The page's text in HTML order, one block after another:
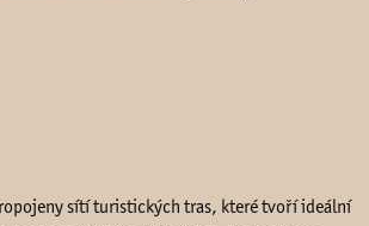
sítí turistických tras, které tvoří ideální